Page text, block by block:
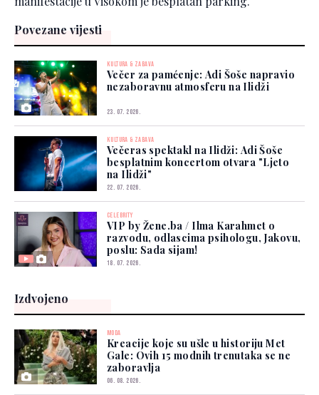
Povezane vijesti
KULTURA & ZABAVA
Večer za pamćenje: Adi Šoše napravio
nezaboravnu atmosferu na Ilidži
23. 07. 2026.
KULTURA & ZABAVA
Večeras spektakl na Ilidži: Adi Šoše
besplatnim koncertom otvara "Ljeto
na Ilidži"
22. 07. 2026.
CELEBRITY
VIP by Žene.ba / Ilma Karahmet o
razvodu, odlascima psihologu, Jakovu,
poslu: Sada sijam!
18. 07. 2026.
Izdvojeno
MODA
Kreacije koje su ušle u historiju Met
Gale: Ovih 15 modnih trenutaka se ne
zaboravlja
06. 08. 2026.